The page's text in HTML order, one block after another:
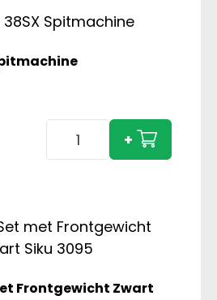
Farmer
2
Set
Imants
38SX
+
Frontgewicht Zwart